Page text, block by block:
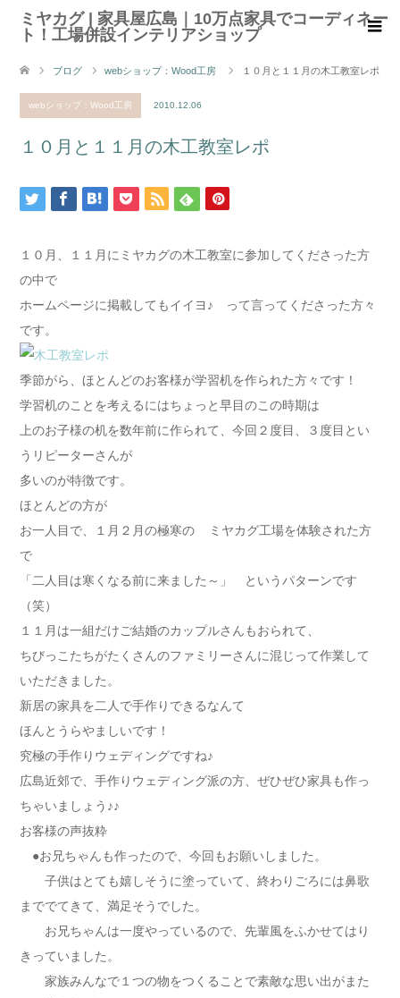
ミヤカグ | 家具屋広島｜10万点家具でコーディネー
ト！工場併設インテリアショップ
ブログ webショップ：Wood工房 １０月と１１月の木工教室レポ
webショップ：Wood工房 2010.12.06
１０月と１１月の木工教室レポ
１０月、１１月にミヤカグの木工教室に参加してくださった方
の中で
ホームページに掲載してもイイヨ♪ って言ってくださった方々
です。
季節がら、ほとんどのお客様が学習机を作られた方々です！
学習机のことを考えるにはちょっと早目のこの時期は
上のお子様の机を数年前に作られて、今回２度目、３度目とい
うリピーターさんが
多いのが特徴です。
ほとんどの方が
お一人目で、１月２月の極寒の
ミヤカグ工場を体験された方
で
「二人目は寒くなる前に来ました～」 というパターンです
（笑）
１１月は一組だけご結婚のカップルさんもおられて、
ちびっこたちがたくさんのファミリーさんに混じって作業して
いただきました。
新居の家具を二人で手作りできるなんて
ほんとうらやましいです！
究極の手作りウェディングですね♪
広島近郊で、手作りウェディング派の方、ぜひぜひ家具も作っ
ちゃいましょう♪♪
お客様の声抜粋
●お兄ちゃんも作ったので、今回もお願いしました。
子供はとても嬉しそうに塗っていて、終わりごろには鼻歌
まででてきて、満足そうでした。
お兄ちゃんは一度やっているので、先輩風をふかせてはり
きっていました。
家族みんなで１つの物をつくることで素敵な思い出がまた